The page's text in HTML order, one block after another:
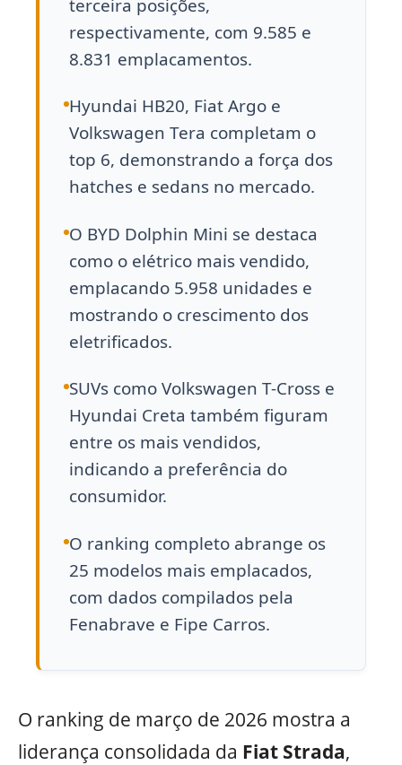
terceira posições,
respectivamente, com 9.585 e
8.831 emplacamentos.
Hyundai HB20, Fiat Argo e
Volkswagen Tera completam o
top 6, demonstrando a força dos
hatches e sedans no mercado.
O BYD Dolphin Mini se destaca
como o elétrico mais vendido,
emplacando 5.958 unidades e
mostrando o crescimento dos
eletrificados.
SUVs como Volkswagen T-Cross e
Hyundai Creta também figuram
entre os mais vendidos,
indicando a preferência do
consumidor.
O ranking completo abrange os
25 modelos mais emplacados,
com dados compilados pela
Fenabrave e Fipe Carros.
O ranking de março de 2026 mostra a
liderança consolidada da Fiat Strada,